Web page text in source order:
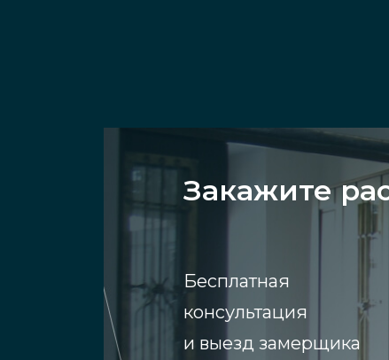
Закажите
Бесплатная
консультация
и выезд замерщика